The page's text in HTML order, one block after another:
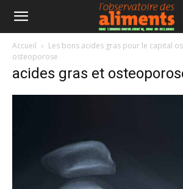
Accueil Les bons acides gras pour le capital
osteoporose
acides gras et